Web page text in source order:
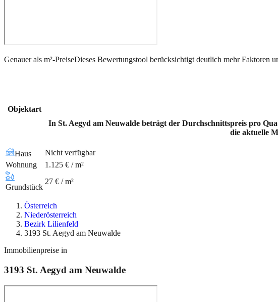
Genauer als m²-PreiseDieses Bewertungstool berücksichtigt deutlich mehr Faktoren
Objektart
In St. Aegyd am Neuwalde beträgt der Durchschnittspreis pro
die aktuelle
Haus
Nicht verfügbar
Wohnung
1.125 € / m²
Grundstück
27 € / m²
Österreich
Niederösterreich
Bezirk Lilienfeld
3193 St. Aegyd am Neuwalde
Immobilienpreise in
3193 St. Aegyd am Neuwalde